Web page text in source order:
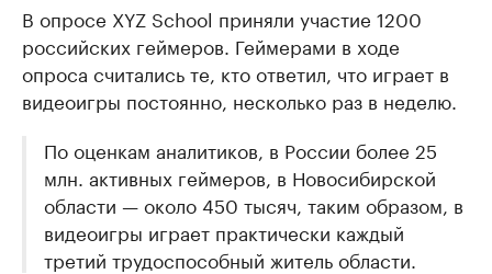
В опросе XYZ School приняли участие 1200
российских геймеров. Геймерами в ходе
опроса считались те, кто ответил, что играет в
видеоигры постоянно, несколько раз в неделю.
По оценкам аналитиков, в России более 25
млн. активных геймеров, в Новосибирской
области — около 450 тысяч, таким образом, в
видеоигры играет практически каждый
третий трудоспособный житель области.